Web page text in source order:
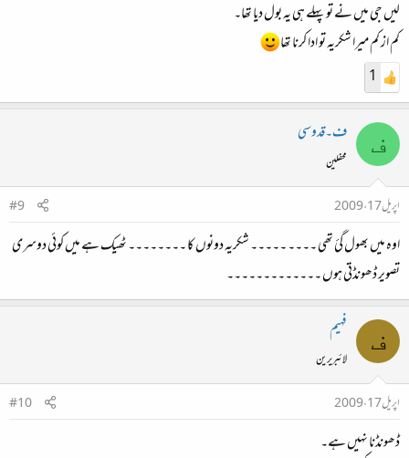
لیں جی میں‌ نے تو پہلے ہی یہ بول دیا تھا۔
کم از کم میرا شکریہ تو ادا کرنا تھا
1
ف ف۔قدوسی
محفلین
اپریل 17، 2009
#9
اوہ میں بھول گئ تھی ۔۔۔۔ ۔۔۔۔۔ شکریہ دونوں کا ۔۔۔۔۔۔۔۔ ٹھیک ہے میں کوئی دوسری
تصویر ڈھونڈتی ہوں ۔۔۔۔۔۔۔۔۔۔۔۔۔
ف فہیم
لائبریرین
اپریل 17، 2009
#10
ڈھونڈنا نہیں‌ ہے۔